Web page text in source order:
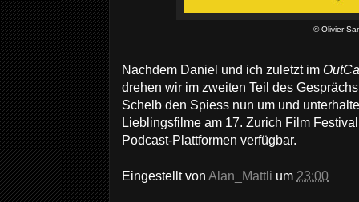
© Olivier
Nachdem Daniel und ich zuletzt im
drehen wir im zweiten Teil des
Schelb den Spiess nun um und
Lieblingsfilme am 17. Zurich Film
Podcast-Plattformen verfügbar.
Eingestellt von Alan_Mattli um 23:00